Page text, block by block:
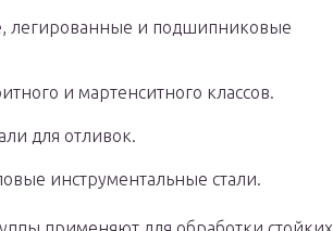
легированные и подшипниковые
и мартенситного классов.
для отливок.
инструментальные стали.